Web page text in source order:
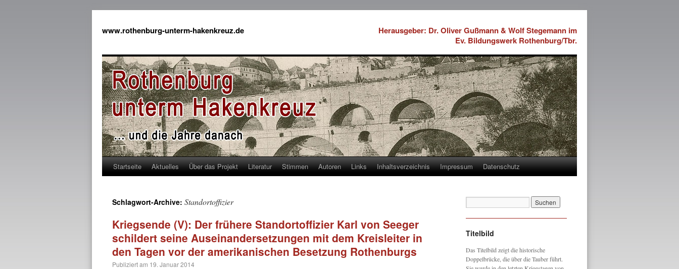
www.rothenburg-unterm-hakenkreuz.de
Herausgeber: Dr. Oliver Gußmann & Wolf Stegemann im
Ev. Bildungswerk Rothenburg/Tbr.
Startseite Aktuelles Über das Projekt Literatur Stimmen Autoren Links Inhaltsverzeichnis Impressum Datenschutz
Schlagwort-Archive: Standortoffizier
Kriegsende (V): Der frühere Standortoffizier Karl von Seeger
schildert seine Auseinandersetzungen mit dem Kreisleiter in
den Tagen vor der amerikanischen Besetzung Rothenburgs
Publiziert am 19. Januar 2014
Titelbild
Das Titelbild zeigt die historische
Doppelbrücke, die über die Tauber führt.